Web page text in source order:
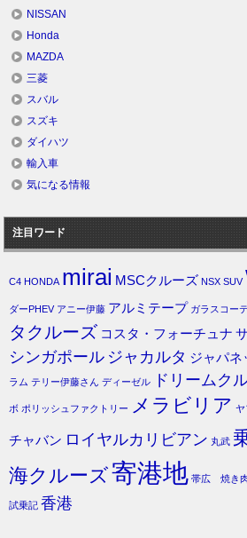
NISSAN
Honda
MAZDA
三菱
スバル
スズキ
ダイハツ
輸入車
気になる情報
注目ワード
C4 HONDA mirai MSCクルーズ NSX SUV
ダーPHEV アニー伊藤 アルミテープ ガラスコー
タクルーズ コスタ・フォーチュナ
シンガポール ジャカルタ ジャパネ
ラム テリー伊藤さん ディーゼル ドリームク
ボ ポリッシュファクトリー メラビリア ヤ
チャバン ロイヤルカリビアン 丸武
海クルーズ寄港地 帯広 焼き
試乗記 香港